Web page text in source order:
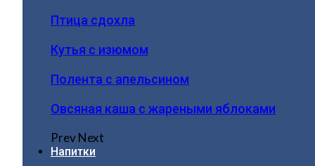
Птица сдохла
Кутья с изюмом
Полента с апельсином
Овсяная каша с жареными яблоками
PrevNext
Напитки